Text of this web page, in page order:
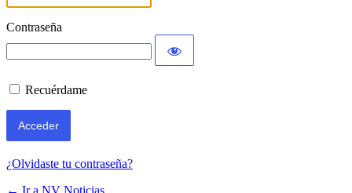
Contraseña
Recuérdame
¿Olvidaste tu contraseña?